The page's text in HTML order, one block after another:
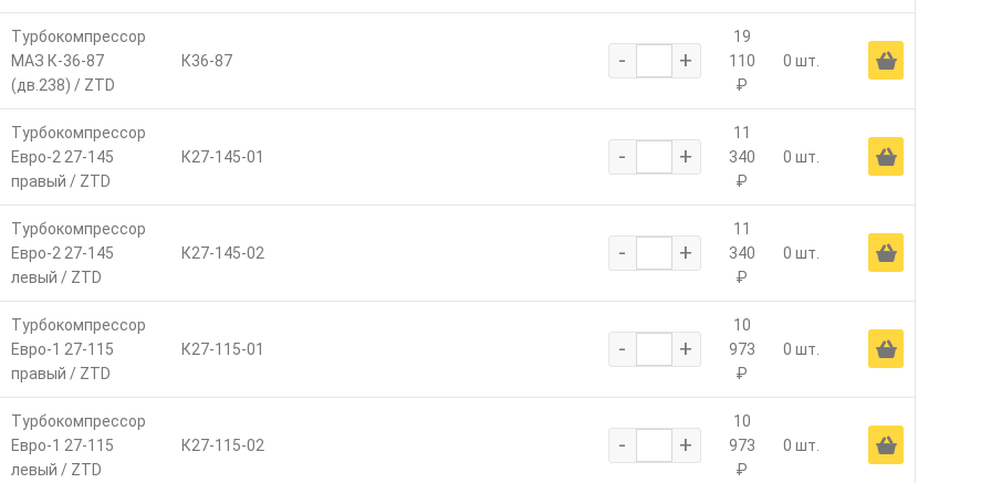
Турбокомпрессор
МАЗ К-36-87
(дв.238) / ZTD
К36-87 - +
19
110
₽
0 шт. Ä
Турбокомпрессор
Евро-2 27-145
правый / ZTD
К27-145-01 - +
11
340
₽
0 шт. Ä
Турбокомпрессор
Евро-2 27-145
левый / ZTD
К27-145-02 - +
11
340
₽
0 шт. Ä
Турбокомпрессор
Евро-1 27-115
правый / ZTD
К27-115-01 - +
10
973
₽
0 шт. Ä
Турбокомпрессор
Евро-1 27-115
левый / ZTD
К27-115-02 - +
10
973
₽
0 шт. Ä